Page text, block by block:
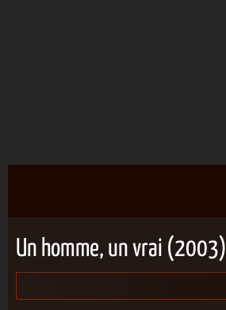
Un homme, un vrai (2003)